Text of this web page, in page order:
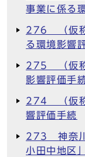
事業に係る
276 （仮称
る環境影響
275 （仮称
影響評価手
274 （仮称
響評価手続
273 神奈川
小田中地区